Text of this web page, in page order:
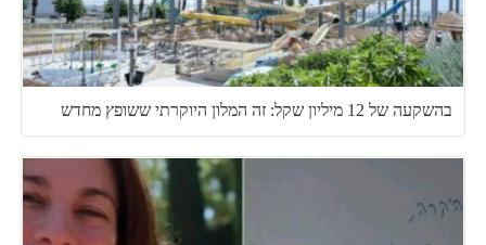
בהשקעה של 12 מיליון שקל: זה המלון היוקרתי ששופץ מחדש